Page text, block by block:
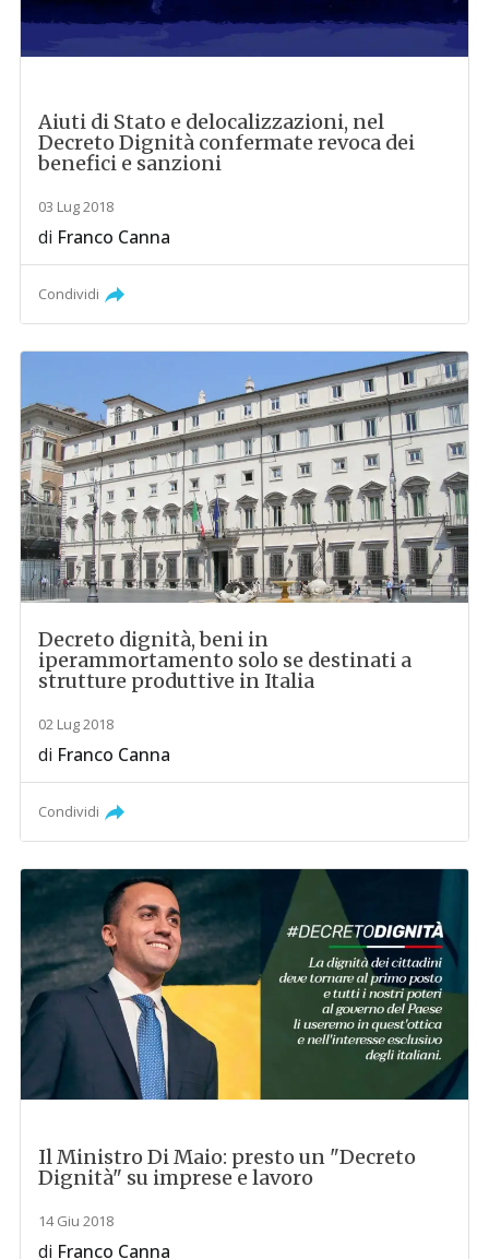
Aiuti di Stato e delocalizzazioni, nel
Decreto Dignità confermate revoca dei
benefici e sanzioni
03 Lug 2018
di Franco Canna
Condividi
Decreto dignità, beni in
iperammortamento solo se destinati a
strutture produttive in Italia
02 Lug 2018
di Franco Canna
Condividi
Il Ministro Di Maio: presto un "Decreto
Dignità" su imprese e lavoro
14 Giu 2018
di Franco Canna